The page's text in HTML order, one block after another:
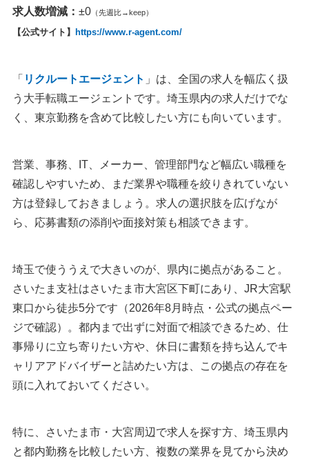
求人数増減： ±0 （先週比→keep）
【公式サイト】 https://www.r-agent.com/
「 リクルートエージェント 」は、全国の求人を幅広く扱
う大手転職エージェントです。埼玉県内の求人だけでな
く、東京勤務を含めて比較したい方にも向いています。
営業、事務、IT、メーカー、管理部門など幅広い職種を
確認しやすいため、まだ業界や職種を絞りきれていない
方は登録しておきましょう。求人の選択肢を広げなが
ら、応募書類の添削や面接対策も相談できます。
埼玉で使ううえで大きいのが、県内に拠点があること。
さいたま支社はさいたま市大宮区下町にあり、JR大宮駅
東口から徒歩5分です（2026年8月時点・公式の拠点ペー
ジで確認）。都内まで出ずに対面で相談できるため、仕
事帰りに立ち寄りたい方や、休日に書類を持ち込んでキ
ャリアアドバイザーと詰めたい方は、この拠点の存在を
頭に入れておいてください。
特に、さいたま市・大宮周辺で求人を探す方、埼玉県内
と都内勤務を比較したい方、複数の業界を見てから決め